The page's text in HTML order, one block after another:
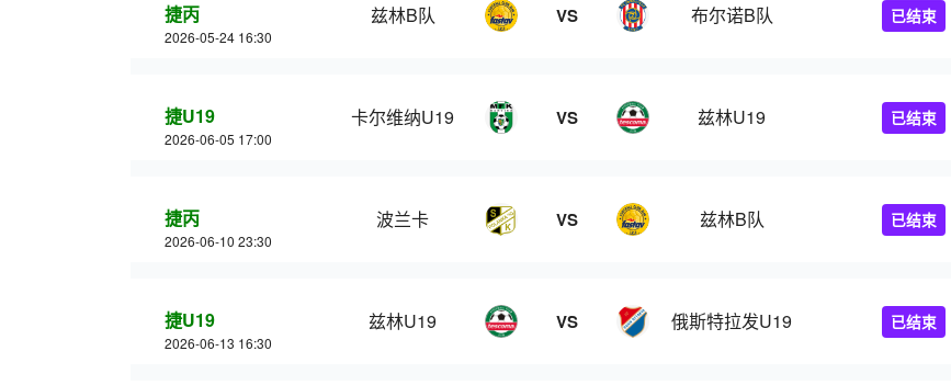
捷丙
2026-05-24 16:30
兹林B队 VS 布尔诺B队 已结束
捷U19
2026-06-05 17:00
卡尔维纳U19 VS 兹林U19 已结束
捷丙
2026-06-10 23:30
波兰卡 VS 兹林B队 已结束
捷U19
2026-06-13 16:30
兹林U19 VS 俄斯特拉发U19 已结束